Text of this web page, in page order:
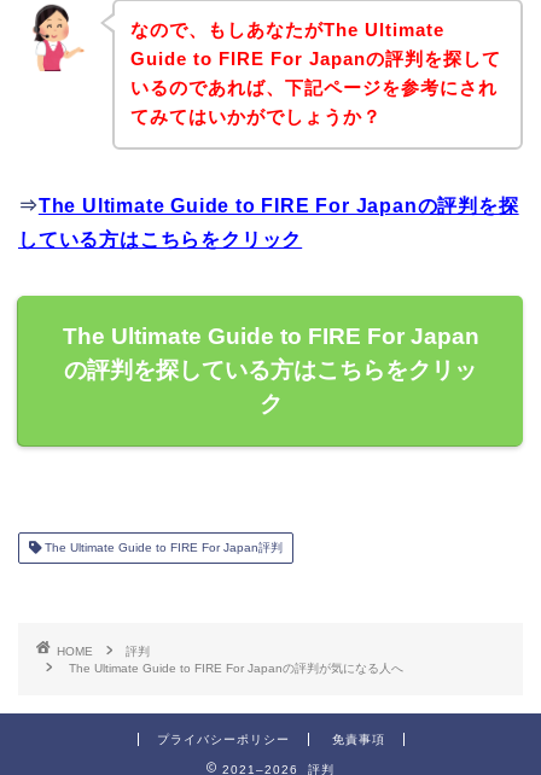
なので、もしあなたがThe Ultimate
Guide to FIRE For Japanの評判を探して
いるのであれば、下記ページを参考にされ
てみてはいかがでしょうか？
⇒The Ultimate Guide to FIRE For Japanの評判を探
している方はこちらをクリック
The Ultimate Guide to FIRE For Japan
の評判を探している方はこちらをクリッ
ク
The Ultimate Guide to FIRE For Japan評判
HOME
評判
The Ultimate Guide to FIRE For Japanの評判が気になる人へ
プライバシーポリシー 免責事項
2021–2026 評判